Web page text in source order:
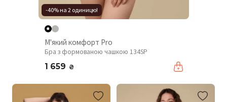
-40% на 2 одиницю!
М'який комфорт Pro
Бра з формованою чашкою 134SP
1 659 ₴